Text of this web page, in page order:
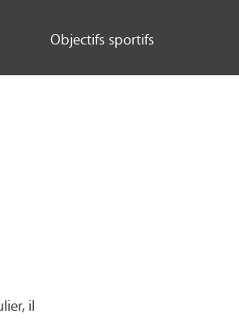
Objectifs sportifs
il